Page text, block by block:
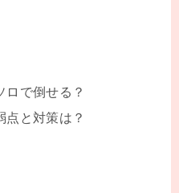
ロで倒せる？
点と対策は？